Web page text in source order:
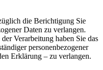
die Berichtigung Sie
Daten zu verlangen.
Verarbeitung haben Sie das
personenbezogener
Erklärung – zu verlangen.